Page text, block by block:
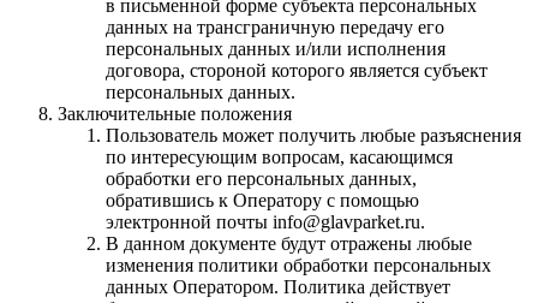
в письменной форме субъекта персональных
данных на трансграничную передачу его
персональных данных и/или исполнения
договора, стороной которого является субъект
персональных данных.
Заключительные положения
Пользователь может получить любые разъяснения
по интересующим вопросам, касающимся
обработки его персональных данных,
обратившись к Оператору с помощью
электронной почты info@glavparket.ru.
В данном документе будут отражены любые
изменения политики обработки персональных
данных Оператором. Политика действует